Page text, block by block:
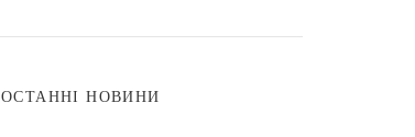
ОСТАННІ НОВИНИ